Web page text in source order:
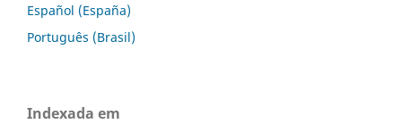
Español (España)
Português (Brasil)
Indexada em